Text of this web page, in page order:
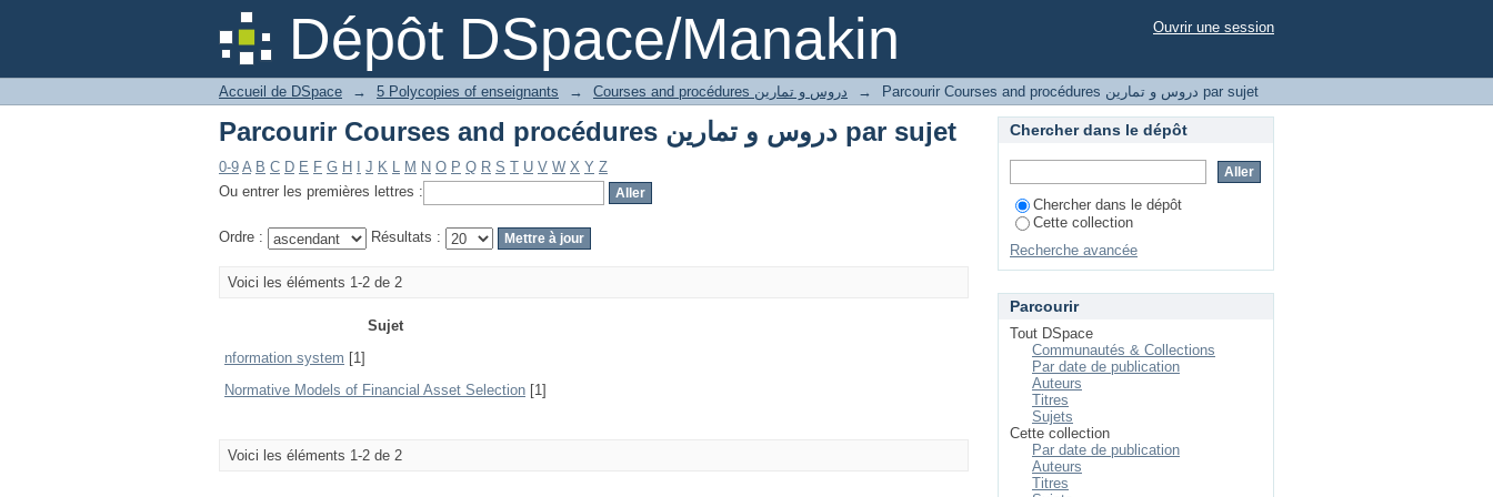
Dépôt DSpace/ManakinParcourir Courses and procédures دروس و تمارين par sujet Ouvrir une session
Accueil de DSpace → 5 Polycopies of enseignants → Courses and procédures دروس و تمارين → Parcourir Courses and procédures دروس و تمارين par sujet
Parcourir Courses and procédures دروس و تمارين par sujet
0-9 A B C D E F G H J K L M N O P Q R S T U V W X Y Z
Ou entrer les premières lettres :
Ordre : Résultats :
Voici les éléments 1-2 de 2
Sujet
nformation system [1]
Normative Models of Financial Asset Selection [1]
Voici les éléments 1-2 de 2
Chercher dans le dépôt
Chercher dans le dépôt
Cette collection
Recherche avancée
Parcourir
Tout DSpace
Communautés & Collections
Par date de publication
Auteurs
Titres
Sujets
Cette collection
Par date de publication
Auteurs
Titres